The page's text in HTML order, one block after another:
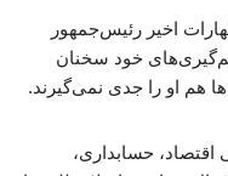
اخیر رئیس‌جمهور
خود سخنان
هم او را جدی نمی‌گیرند.
اقتصاد، حسابداری،